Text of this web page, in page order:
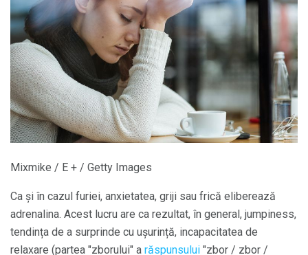
Mixmike / E + / Getty Images
Ca și în cazul furiei, anxietatea, griji sau frică eliberează
adrenalina. Acest lucru are ca rezultat, în general, jumpiness,
tendința de a surprinde cu ușurință, incapacitatea de
relaxare (partea "zborului" a răspunsului "zbor / zbor /